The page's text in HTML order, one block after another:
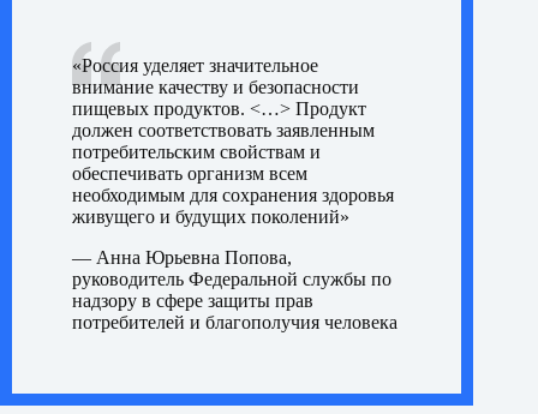
«Россия уделяет значительное
внимание качеству и безопасности
пищевых продуктов. <…> Продукт
должен соответствовать заявленным
потребительским свойствам и
обеспечивать организм всем
необходимым для сохранения здоровья
живущего и будущих поколений»
— Анна Юрьевна Попова,
руководитель Федеральной службы по
надзору в сфере защиты прав
потребителей и благополучия человека